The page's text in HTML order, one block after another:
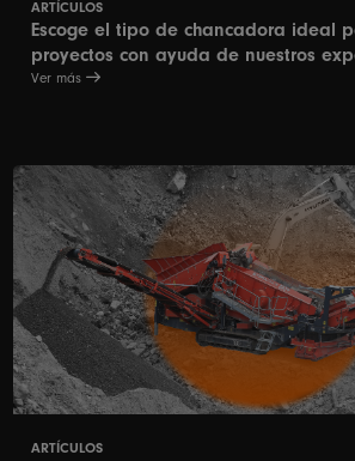
ARTÍCULOS
Escoge el tipo de chancadora ideal
proyectos con ayuda de nuestros
Ver más
ARTÍCULOS